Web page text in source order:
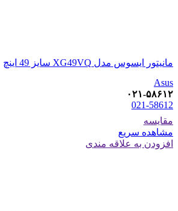
مانیتور ایسوس مدل XG49VQ سایز 49 اینچ
Asus
۰۲۱-۵۸۶۱۲
021-58612
مقایسه
مشاهده سریع
افزودن به علاقه مندی